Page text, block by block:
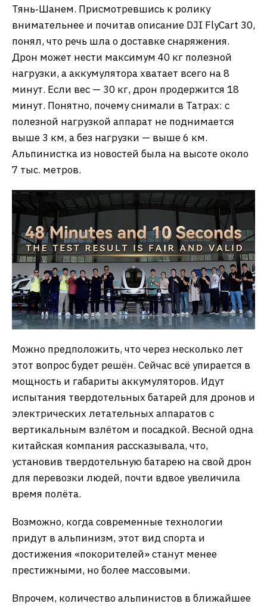
Тянь‑Шанем. Присмотревшись к ролику
внимательнее и почитав описание DJI FlyCart 30,
понял, что речь шла о доставке снаряжения.
Дрон может нести максимум 40 кг полезной
нагрузки, а аккумулятора хватает всего на 8
минут. Если вес — 30 кг, дрон продержится 18
минут. Понятно, почему снимали в Татрах: с
полезной нагрузкой аппарат не поднимается
выше 3 км, а без нагрузки — выше 6 км.
Альпинистка из новостей была на высоте около
7 тыс. метров.
Можно предположить, что через несколько лет
этот вопрос будет решён. Сейчас всё упирается в
мощность и габариты аккумуляторов. Идут
испытания твердотельных батарей для дронов и
электрических летательных аппаратов с
вертикальным взлётом и посадкой. Весной одна
китайская компания рассказывала, что,
установив твердотельную батарею на свой дрон
для перевозки людей, почти вдвое увеличила
время полёта.
Возможно, когда современные технологии
придут в альпинизм, этот вид спорта и
достижения «покорителей» станут менее
престижными, но более массовыми.
Впрочем, количество альпинистов в ближайшее